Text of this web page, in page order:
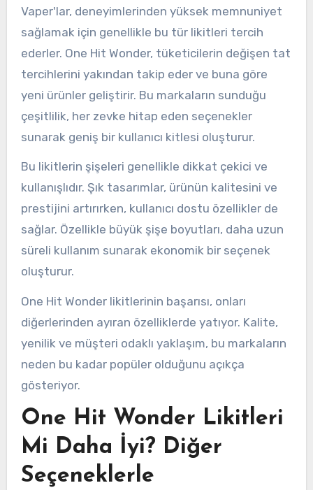
Vaper'lar, deneyimlerinden yüksek memnuniyet
sağlamak için genellikle bu tür likitleri tercih
ederler. One Hit Wonder, tüketicilerin değişen tat
tercihlerini yakından takip eder ve buna göre
yeni ürünler geliştirir. Bu markaların sunduğu
çeşitlilik, her zevke hitap eden seçenekler
sunarak geniş bir kullanıcı kitlesi oluşturur.
Bu likitlerin şişeleri genellikle dikkat çekici ve
kullanışlıdır. Şık tasarımlar, ürünün kalitesini ve
prestijini artırırken, kullanıcı dostu özellikler de
sağlar. Özellikle büyük şişe boyutları, daha uzun
süreli kullanım sunarak ekonomik bir seçenek
oluşturur.
One Hit Wonder likitlerinin başarısı, onları
diğerlerinden ayıran özelliklerde yatıyor. Kalite,
yenilik ve müşteri odaklı yaklaşım, bu markaların
neden bu kadar popüler olduğunu açıkça
gösteriyor.
One Hit Wonder Likitleri
Mi Daha İyi? Diğer
Seçeneklerle